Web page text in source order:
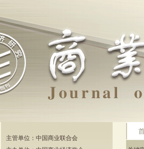
主管单位：中国商业联合会